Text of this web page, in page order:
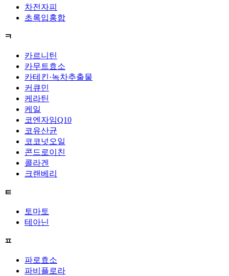
차전자피
초록입홍합
ㅋ
카르니틴
카무트효소
카테킨·녹차추출물
커큐민
케라틴
케일
코엔자임Q10
코유산균
코코넛오일
콘드로이친
콜라겐
크랜베리
ㅌ
토마토
테아닌
ㅍ
파로효소
파비플로라